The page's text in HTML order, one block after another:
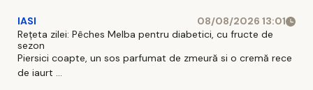
IASI
08/08/2026 13:01
Rețeta zilei: Pêches Melba pentru diabetici, cu fructe de
sezon
Piersici coapte, un sos parfumat de zmeură si o cremă rece
de iaurt ...